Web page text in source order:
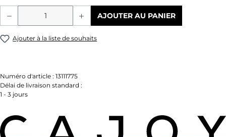
Quantité de produit : Entrez la
AJOUTER AU PANIER
Ajouter à la liste de souhaits
Numéro d'article : 13111775
Délai de livraison standard :
1 - 3 jours